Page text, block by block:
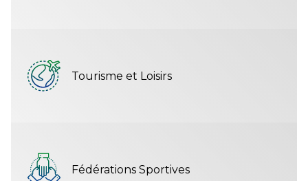
Tourisme et Loisirs
Fédérations Sportives